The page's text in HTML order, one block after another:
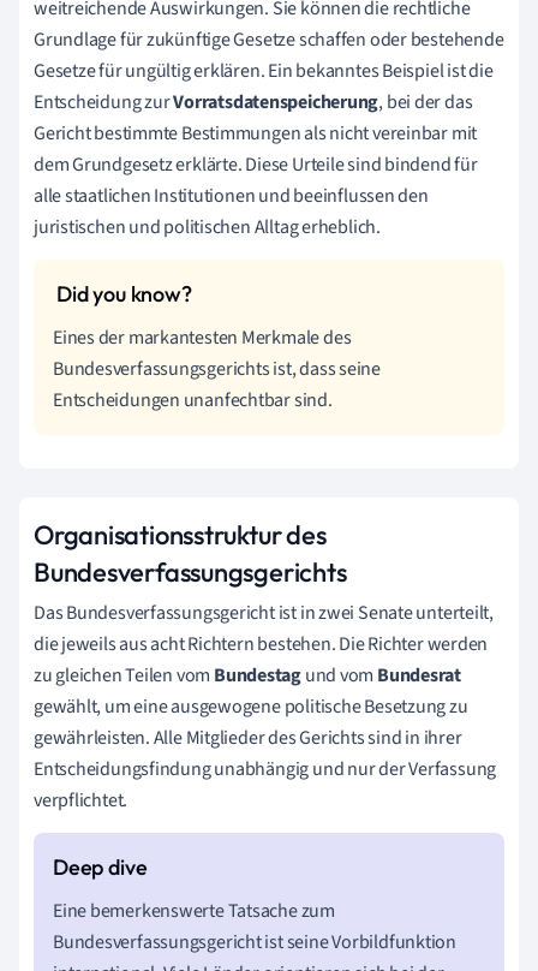
weitreichende Auswirkungen. Sie können die rechtliche
Grundlage für zukünftige Gesetze schaffen oder bestehende
Gesetze für ungültig erklären. Ein bekanntes Beispiel ist die
Entscheidung zurVorratsdatenspeicherung, bei der das
Gericht bestimmte Bestimmungen als nicht vereinbar mit
dem Grundgesetz erklärte. Diese Urteile sind bindend für
alle staatlichen Institutionen und beeinflussen den
juristischen und politischen Alltag erheblich.
Eines der markantesten Merkmale des
Bundesverfassungsgerichts ist, dass seine
Entscheidungen unanfechtbar sind.
Organisationsstruktur des
Bundesverfassungsgerichts
Das Bundesverfassungsgericht ist in zwei Senate unterteilt,
die jeweils aus acht Richtern bestehen. Die Richter werden
zu gleichen Teilen vom Bundestagund vom Bundesrat
gewählt, um eine ausgewogene politische Besetzung zu
gewährleisten. Alle Mitglieder des Gerichts sind in ihrer
Entscheidungsfindung unabhängig und nur der Verfassung
verpflichtet.
Eine bemerkenswerte Tatsache zum
Bundesverfassungsgericht ist seine Vorbildfunktion